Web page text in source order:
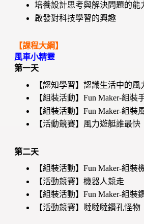
培養設計思考與解決問題的能
啟發對科技學習的興趣
【課程大綱】
風車小精靈
第一天
【認知學習】認識生活中的風
【組裝活動】Fun Maker-組裝
【組裝活動】Fun Maker-組裝
【活動競賽】風力遊艇誰最快
第二天
【組裝活動】Fun Maker-組裝
【活動競賽】機器人競走
【組裝活動】Fun Maker-組裝
【活動競賽】噠噠噠鑽孔怪物